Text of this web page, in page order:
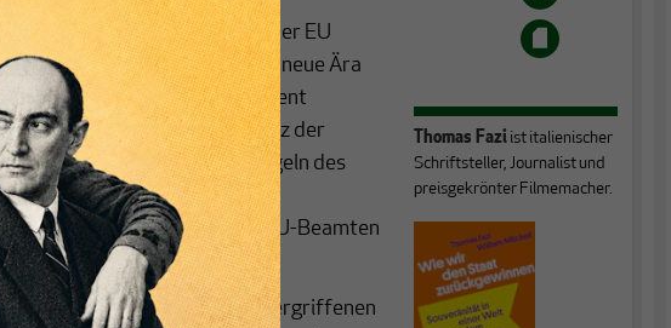
fiskalischen Maßnahmen der EU
meinten, dass damit eine neue Ära
Zwangsjacken für den Kontinent
darauf hingewiesen, dass trotz der
strengen fiskalischen Regeln des
das Ausmaß des fiskalischen
wurde
(in erster Linie von EU-Beamten
in der die von den Regierungen ergriffenen
Thomas Faziist italienischer
Schriftsteller, Journalist und
preisgekrönter Filmemacher.